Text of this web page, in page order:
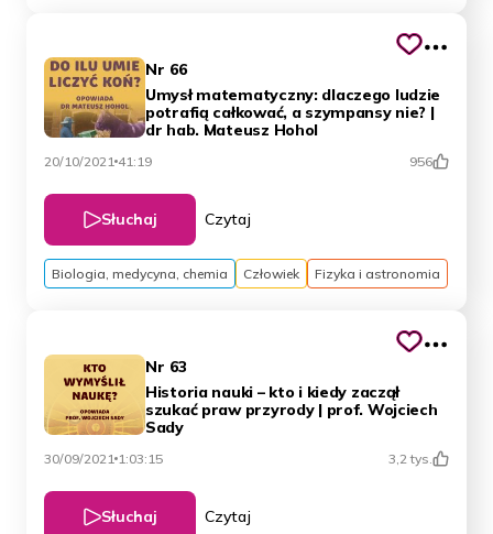
Nr 66
Umysł matematyczny: dlaczego ludzie
potrafią całkować, a szympansy nie? |
dr hab. Mateusz Hohol
20/10/2021 41:19 956
Słuchaj Czytaj
Biologia, medycyna, chemia Człowiek Fizyka i astronomia
Nr 63
Historia nauki – kto i kiedy zaczął
szukać praw przyrody | prof. Wojciech
Sady
30/09/2021 1:03:15 3,2 tys.
Słuchaj Czytaj